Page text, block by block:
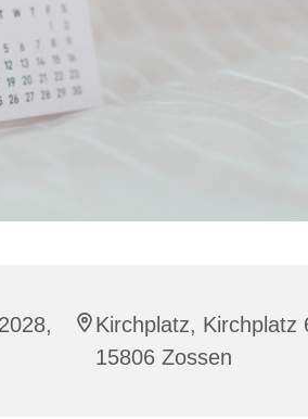
Kirchplatz, Kirchplatz
15806 Zossen